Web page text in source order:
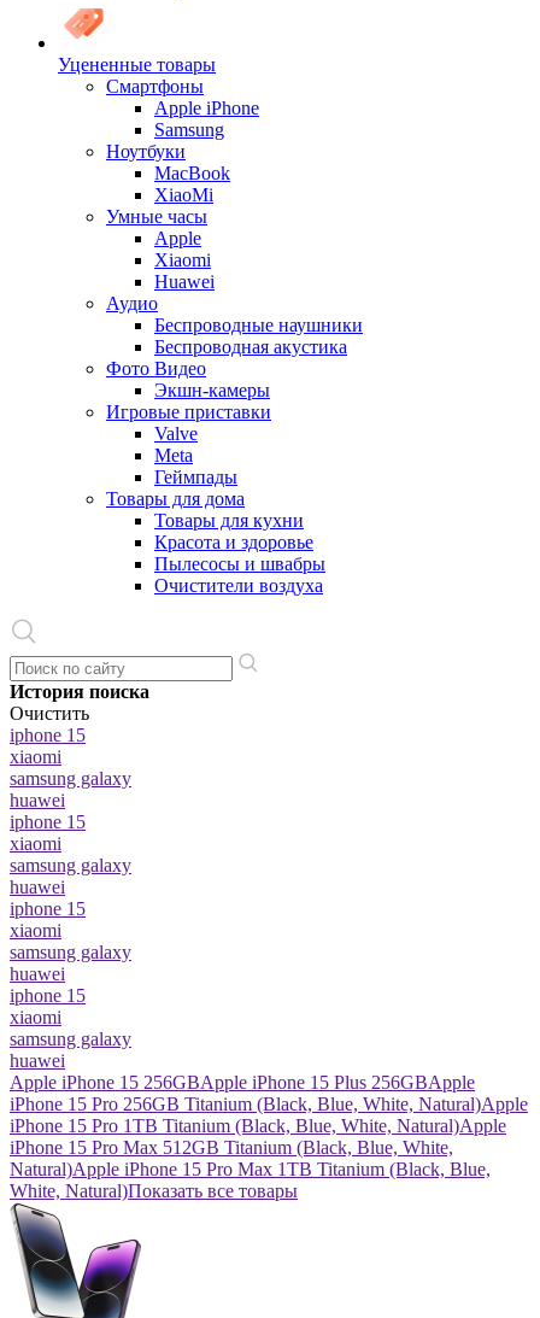
Уцененные товары
Cмартфоны
Apple iPhone
Samsung
Ноутбуки
MacBook
XiaoMi
Умные часы
Apple
Xiaomi
Huawei
Аудио
Беспроводные наушники
Беспроводная акустика
Фото Видео
Экшн-камеры
Игровые приставки
Valve
Meta
Геймпады
Товары для дома
Товары для кухни
Красота и здоровье
Пылесосы и швабры
Очистители воздуха
История поиска
Очистить
iphone 15
xiaomi
samsung galaxy
huawei
iphone 15
xiaomi
samsung galaxy
huawei
iphone 15
xiaomi
samsung galaxy
huawei
iphone 15
xiaomi
samsung galaxy
huawei
Apple iPhone 15 256GBApple iPhone 15 Plus 256GBApple
iPhone 15 Pro 256GB Titanium (Black, Blue, White, Natural)Apple
iPhone 15 Pro 1TB Titanium (Black, Blue, White, Natural)Apple
iPhone 15 Pro Max 512GB Titanium (Black, Blue, White,
Natural)Apple iPhone 15 Pro Max 1TB Titanium (Black, Blue,
White, Natural)Показать все товары